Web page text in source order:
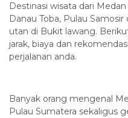
Destinasi wisata dari
Danau Toba, Pulau
utan di Bukit lawang.
jarak, biaya dan
perjalanan anda.
Banyak orang mengenal
Pulau Sumatera sekaligus